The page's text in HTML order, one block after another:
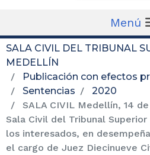
Menú
SALA CIVIL DEL TRIBUNAL
MEDELLÍN
Publicación con efectos
Sentencias
2020
SALA CIVIL Medellín, 14
Sala Civil del Tribunal
los interesados, en
el cargo de Juez Diecinueve